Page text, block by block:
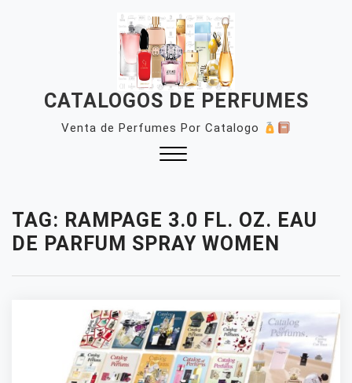
CATALOGOS DE PERFUMES
Venta de Perfumes Por Catalogo
TAG: RAMPAGE 3.0 FL. OZ. EAU
DE PARFUM SPRAY WOMEN